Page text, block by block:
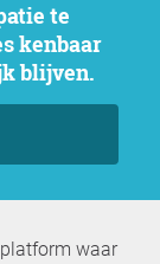
kenbaar
blijven.
waar